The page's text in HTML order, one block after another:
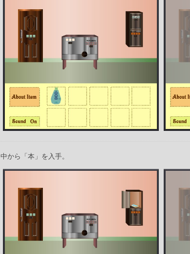
中から「本」を入手。